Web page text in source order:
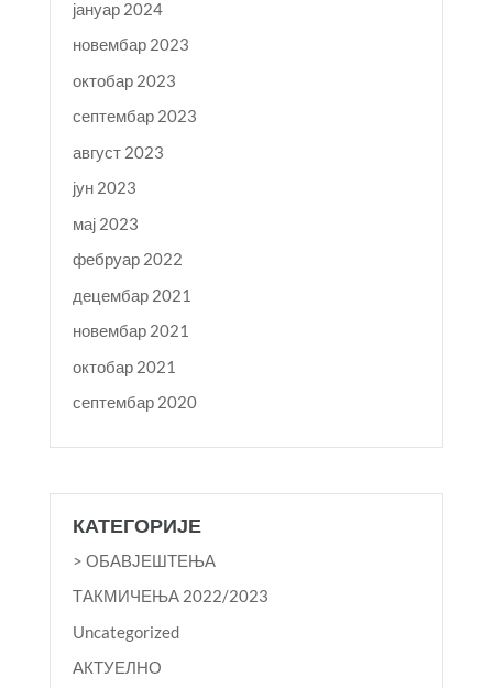
јануар 2024
новембар 2023
октобар 2023
септембар 2023
август 2023
јун 2023
мај 2023
фебруар 2022
децембар 2021
новембар 2021
октобар 2021
септембар 2020
КАТЕГОРИЈЕ
> ОБАВЈЕШТЕЊА
TАКМИЧЕЊА 2022/2023
Uncategorized
АКТУЕЛНО